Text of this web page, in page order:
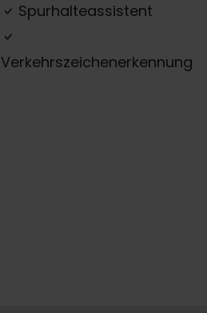
Spurhalteassistent
Verkehrszeichenerkennung